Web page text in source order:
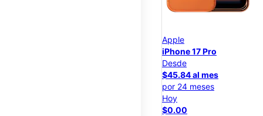
Apple
iPhone 17 Pro
Desde
$45.84 al mes
por 24 meses
Hoy
$0.00